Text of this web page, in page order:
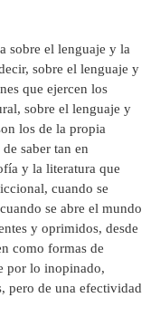
sobre el lenguaje y la
sobre el lenguaje y
que ejercen los
sobre el lenguaje y
los de la propia
saber tan en
y la literatura que
cuando se
se abre el mundo
y oprimidos, desde
como formas de
por lo inopinado,
pero de una efectividad